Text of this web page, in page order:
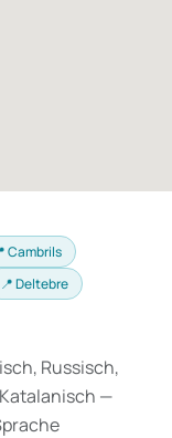
Cambrils
📍 Deltebre
Russisch,
—